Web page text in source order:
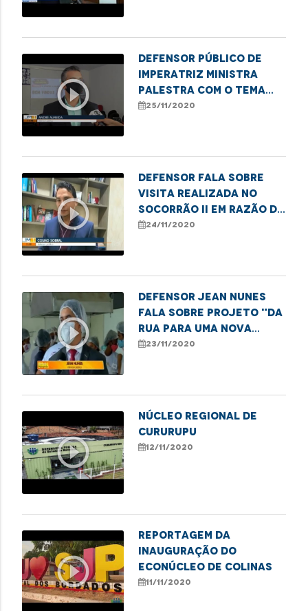
play_circle_outline
Defensor Público de
Imperatriz ministra
palestra com o tema
"Os desafios da mulher
25/11/2020
play_circle_outline
Defensor fala sobre
visita realizada no
Socorrão II em razão da
demora na realização
24/11/2020
play_circle_outline
Defensor Jean Nunes
fala sobre projeto "Da
rua para uma nova
vida"
23/11/2020
play_circle_outline
Núcleo Regional de
Cururupu
12/11/2020
play_circle_outline
Reportagem da
inauguração do
Econúcleo de Colinas
11/11/2020